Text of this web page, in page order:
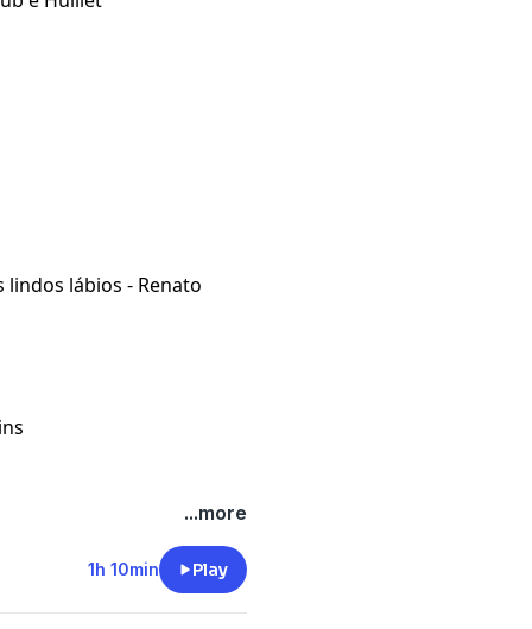
lindos lábios - Renato
...more
1h 10min Play